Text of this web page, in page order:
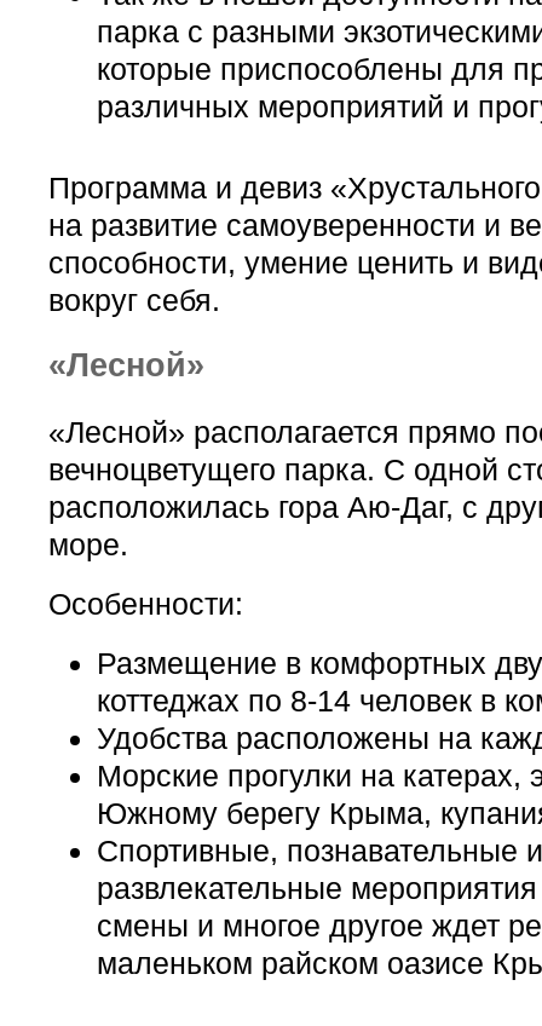
парка с разными
которые приспособлены для
различных мероприятий и
Программа и девиз
на развитие самоуверенности и
способности, умение ценить и
вокруг себя.
«Лесной»
«Лесной» располагается прямо
вечноцветущего парка. С одной
расположилась гора Аю-Даг, с
море.
Особенности:
Размещение в комфортных
коттеджах по 8-14 человек в
Удобства расположены на
Морские прогулки на катерах,
Южному берегу Крыма,
Спортивные, познавательные
развлекательные
смены и многое другое ждет
маленьком райском оазисе